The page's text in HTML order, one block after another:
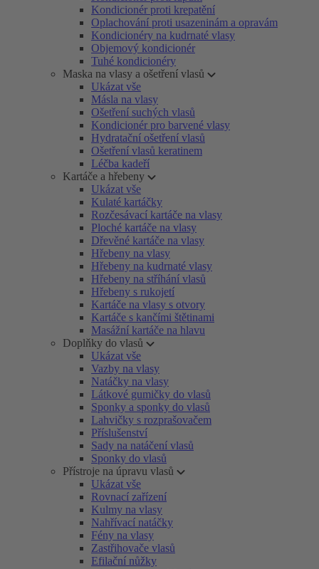
Kondicionér proti krepatění
Oplachování proti usazeninám a opravám
Kondicionéry na kudrnaté vlasy
Objemový kondicionér
Tuhé kondicionéry
Maska na vlasy a ošetření vlasů
Ukázat vše
Másla na vlasy
Ošetření suchých vlasů
Kondicionér pro barvené vlasy
Hydratační ošetření vlasů
Ošetření vlasů keratinem
Léčba kadeří
Kartáče a hřebeny
Ukázat vše
Kulaté kartáčky
Rozčesávací kartáče na vlasy
Ploché kartáče na vlasy
Dřevěné kartáče na vlasy
Hřebeny na vlasy
Hřebeny na kudrnaté vlasy
Hřebeny na stříhání vlasů
Hřebeny s rukojetí
Kartáče na vlasy s otvory
Kartáče s kančími štětinami
Masážní kartáče na hlavu
Doplňky do vlasů
Ukázat vše
Vazby na vlasy
Natáčky na vlasy
Látkové gumičky do vlasů
Sponky a sponky do vlasů
Lahvičky s rozprašovačem
Příslušenství
Sady na natáčení vlasů
Sponky do vlasů
Přístroje na úpravu vlasů
Ukázat vše
Rovnací zařízení
Kulmy na vlasy
Nahřívací natáčky
Fény na vlasy
Zastřihovače vlasů
Efilační nůžky